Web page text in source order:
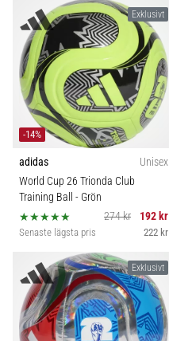
Exklusivt
-14%
adidas
Unisex
World Cup 26 Trionda Club
Training Ball - Grön
274 kr
192 kr
Senaste lägsta pris 222 kr
Exklusivt